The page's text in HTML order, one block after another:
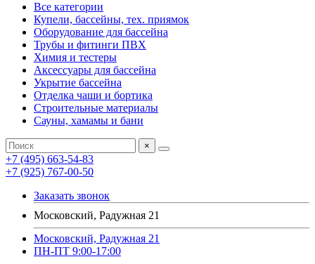
Все категории
Купели, бассейны, тех. приямок
Оборудование для бассейна
Трубы и фитинги ПВХ
Химия и тестеры
Аксессуары для бассейна
Укрытие бассейна
Отделка чаши и бортика
Строительные материалы
Сауны, хамамы и бани
×
+7 (495) 663-54-83
+7 (925) 767-00-50
Заказать звонок
Московский, Радужная 21
Московский, Радужная 21
ПН-ПТ 9:00-17:00